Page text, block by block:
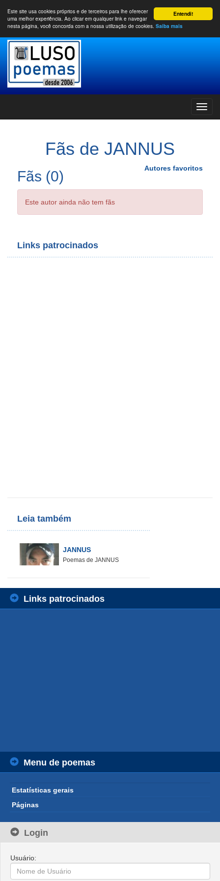
Entendi!
Este site usa cookies próprios e de terceiros para lhe oferecer
uma melhor experiência. Ao clicar em qualquer link e navegar
nesta página, você concorda com a nossa utilização de cookies. Saiba mais
Fãs de JANNUS
Autores favoritos
Fãs (0)
Este autor ainda não tem fãs
Links patrocinados
Leia também
JANNUS
Poemas de JANNUS
Links patrocinados
Menu de poemas
Estatísticas gerais
Páginas
Login
Usuário: